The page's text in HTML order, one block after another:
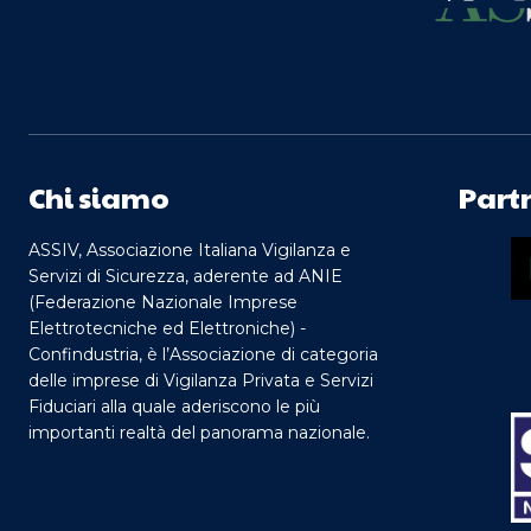
Chi siamo
ASSIV, Associazione Italiana Vigilanza e
Servizi di Sicurezza, aderente ad ANIE
(Federazione Nazionale Imprese
Elettrotecniche ed Elettroniche) -
Confindustria, è l’Associazione di categoria
delle imprese di Vigilanza Privata e Servizi
Fiduciari alla quale aderiscono le più
importanti realtà del panorama nazionale.